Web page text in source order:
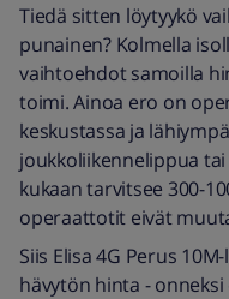
Tiedä sitten löytyykö
punainen? Kolmella
vaihtoehdot samoilla
toimi. Ainoa ero on
keskustassa ja
joukkoliikennelippua
kukaan tarvitsee 300-
operaattotit eivät
Siis Elisa 4G Perus
hävytön hinta - onneksi